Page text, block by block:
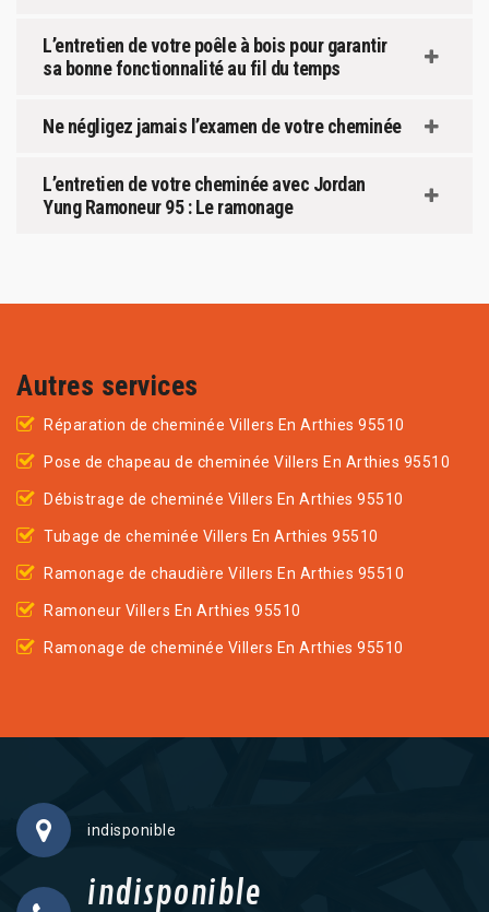
L’entretien de votre poêle à bois pour garantir
sa bonne fonctionnalité au fil du temps
Ne négligez jamais l’examen de votre cheminée
L’entretien de votre cheminée avec Jordan
Yung Ramoneur 95 : Le ramonage
Autres services
Réparation de cheminée Villers En Arthies 95510
Pose de chapeau de cheminée Villers En Arthies 95510
Débistrage de cheminée Villers En Arthies 95510
Tubage de cheminée Villers En Arthies 95510
Ramonage de chaudière Villers En Arthies 95510
Ramoneur Villers En Arthies 95510
Ramonage de cheminée Villers En Arthies 95510
indisponible
indisponible